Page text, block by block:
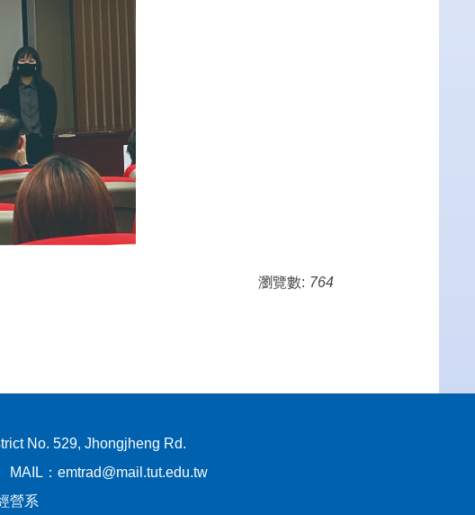
瀏覽數: 764
No. 529, Jhongjheng Rd.
MAIL：emtrad@mail.tut.edu.tw
營系